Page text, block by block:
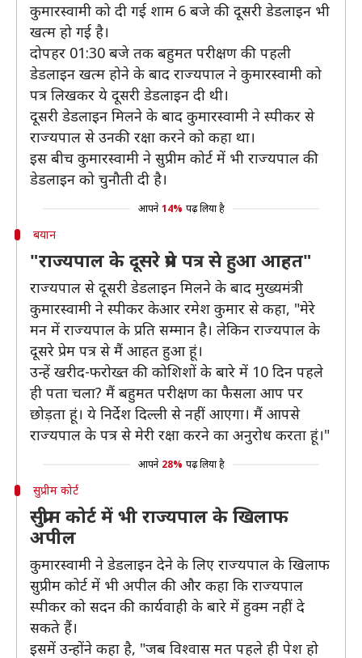
कुमारस्वामी को दी गई शाम 6 बजे की दूसरी डेडलाइन भी
खत्म हो गई है।
दोपहर 01:30 बजे तक बहुमत परीक्षण की पहली
डेडलाइन खत्म होने के बाद राज्यपाल ने कुमारस्वामी को
पत्र लिखकर ये दूसरी डेडलाइन दी थी।
दूसरी डेडलाइन मिलने के बाद कुमारस्वामी ने स्पीकर से
राज्यपाल से उनकी रक्षा करने को कहा था।
इस बीच कुमारस्वामी ने सुप्रीम कोर्ट में भी राज्यपाल की
डेडलाइन को चुनौती दी है।
आपने 14% पढ़ लिया है
बयान
"राज्यपाल के दूसरे प्रेम पत्र से हुआ आहत"
राज्यपाल से दूसरी डेडलाइन मिलने के बाद मुख्यमंत्री
कुमारस्वामी ने स्पीकर केआर रमेश कुमार से कहा, "मेरे
मन में राज्यपाल के प्रति सम्मान है। लेकिन राज्यपाल के
दूसरे प्रेम पत्र से मैं आहत हुआ हूं।
उन्हें खरीद-फरोख्त की कोशिशों के बारे में 10 दिन पहले
ही पता चला? मैं बहुमत परीक्षण का फैसला आप पर
छोड़ता हूं। ये निर्देश दिल्ली से नहीं आएगा। मैं आपसे
राज्यपाल के पत्र से मेरी रक्षा करने का अनुरोध करता हूं।"
आपने 28% पढ़ लिया है
सुप्रीम कोर्ट
सुप्रीम कोर्ट में भी राज्यपाल के खिलाफ
अपील
कुमारस्वामी ने डेडलाइन देने के लिए राज्यपाल के खिलाफ
सुप्रीम कोर्ट में भी अपील की और कहा कि राज्यपाल
स्पीकर को सदन की कार्यवाही के बारे में हुक्म नहीं दे
सकते हैं।
इसमें उन्होंने कहा है, "जब विश्वास मत पहले ही पेश हो